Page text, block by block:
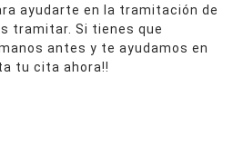
ayudarte en la tramitación de
tramitar. Si tienes que
antes y te ayudamos en
tu cita ahora!!